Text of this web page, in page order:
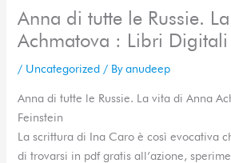
Anna di tutte le Russie.
Achmatova : Libri Digitali
/ Uncategorized / Byanudeep
Anna di tutte le Russie. La vita di Anna
Feinstein
La scrittura di Ina Caro è così evocativa
di trovarsi in pdf gratis all’azione,